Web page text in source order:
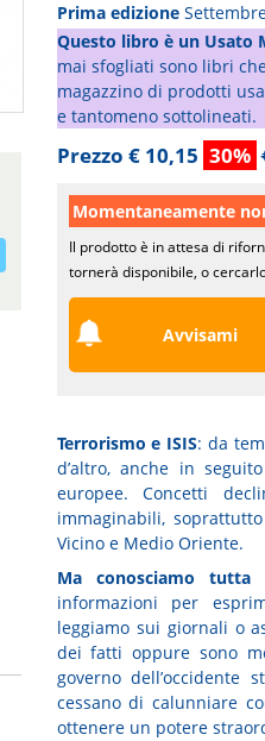
Prima edizione
Questo libro è un Usato
mai sfogliati sono libri
magazzino di prodotti
e tantomeno sottolineati.
Prezzo € 10,15 30%
Momentaneamente
Il prodotto è in attesa di
tornerà disponibile, o
Avvisami
Terrorismo e ISIS: da
d’altro, anche in
europee. Concetti
immaginabili,
Vicino e Medio Oriente.
Ma conosciamo tutta
informazioni per
leggiamo sui giornali o
dei fatti oppure sono
governo dell’occidente
cessano di calunniare
ottenere un potere